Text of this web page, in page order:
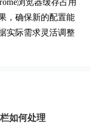
浏览器缓存占用
，确保新的配置能
实际需求灵活调整
如何处理